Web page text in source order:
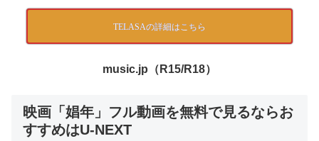
TELASAの詳細はこちら
music.jp（R15/R18）
映画「娼年」フル動画を無料で見るならお
すすめはU-NEXT